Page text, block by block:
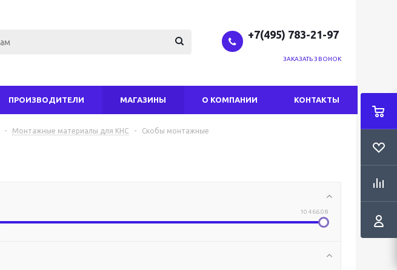
+7(495) 783-21-97
ЗАКАЗАТЬ ЗВОНОК
ПРОИЗВОДИТЕЛИ МАГАЗИНЫ О КОМПАНИИ КОНТАКТЫ
- Монтажные материалы для КНС - Скобы монтажные
10 466.08